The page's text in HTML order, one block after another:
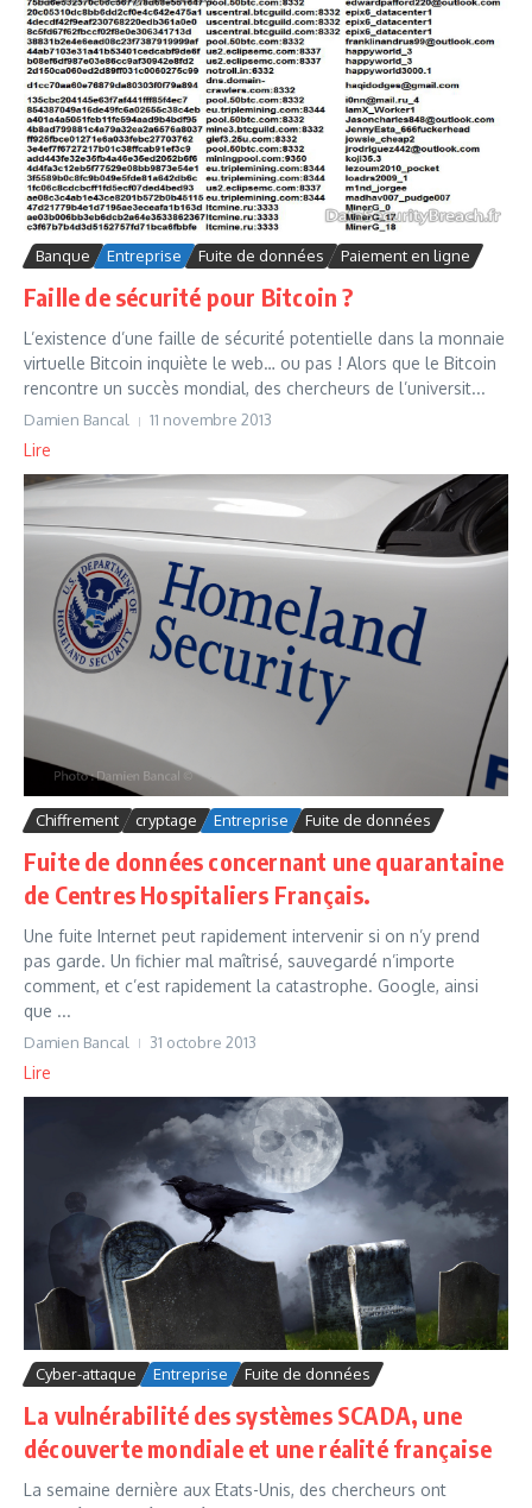
Banque Entreprise Fuite de données Paiement en ligne
Faille de sécurité pour Bitcoin ?
L’existence d’une faille de sécurité potentielle dans la monnaie
virtuelle Bitcoin inquiète le web… ou pas ! Alors que le Bitcoin
rencontre un succès mondial, des chercheurs de l’universit...
Damien Bancal 11 novembre 2013
Lire
Chiffrement cryptage Entreprise Fuite de données
Fuite de données concernant une quarantaine
de Centres Hospitaliers Français.
Une fuite Internet peut rapidement intervenir si on n’y prend
pas garde. Un fichier mal maîtrisé, sauvegardé n’importe
comment, et c’est rapidement la catastrophe. Google, ainsi
que ...
Damien Bancal 31 octobre 2013
Lire
Cyber-attaque Entreprise Fuite de données
La vulnérabilité des systèmes SCADA, une
découverte mondiale et une réalité française
La semaine dernière aux Etats-Unis, des chercheurs ont